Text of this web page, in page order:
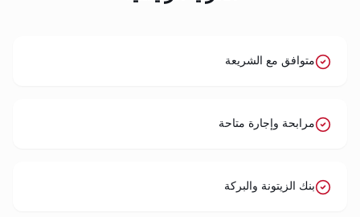
متوافق مع الشريعة
مرابحة وإجارة متاحة
بنك الزيتونة والبركة